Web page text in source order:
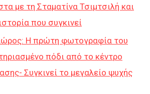
με τη Σταματίνα Τσιμτσιλή και
που συγκινεί
Η πρώτη φωτογραφία του
πόδι από το κέντρο
Συγκινεί το μεγαλείο ψυχής